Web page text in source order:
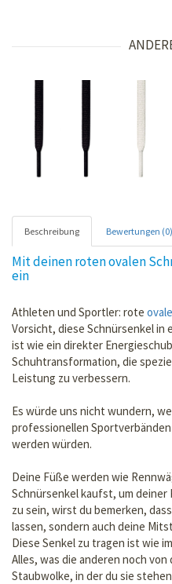
Beschreibung Bewertungen (0)
Mit deinen roten ovalen
ein
Athleten und Sportler: rote
Vorsicht, diese Schnürsenkel in
ist wie ein direkter
Schuhtransformation, die
Leistung zu verbessern.
Es würde uns nicht wundern,
professionellen
werden würden.
Deine Füße werden wie
Schnürsenkel kaufst, um
zu sein, wirst du bemerken,
lassen, sondern auch deine
Diese Senkel zu tragen ist wie
Alles, was die anderen noch
Staubwolke, in der du sie